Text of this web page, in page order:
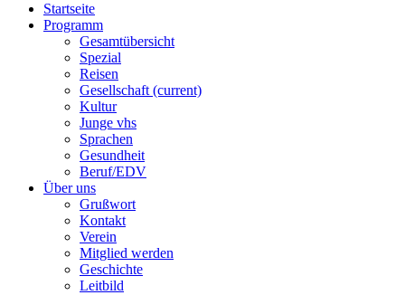
Startseite
Programm
Gesamtübersicht
Spezial
Reisen
Gesellschaft (current)
Kultur
Junge vhs
Sprachen
Gesundheit
Beruf/EDV
Über uns
Grußwort
Kontakt
Verein
Mitglied werden
Geschichte
Leitbild